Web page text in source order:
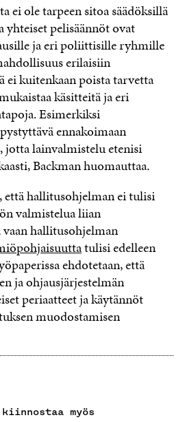
ei ole tarpeen sitoa säädöksillä
pelisäännöt ovat
ja eri poliittisille ryhmille
erilaisiin
ei kuitenkaan poista tarvetta
käsitteitä ja eri
Esimerkiksi
ennakoimaan
lainvalmistelu etenisi
Backman huomauttaa.
että hallitusohjelman ei tulisi
valmistelua liian
hallitusohjelman
tulisi edelleen
ehdotetaan, että
ja ohjausjärjestelmän
periaatteet ja käytännöt
muodostamisen
myös